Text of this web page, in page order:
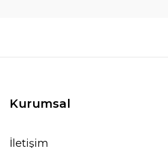
Kurumsal
İletişim